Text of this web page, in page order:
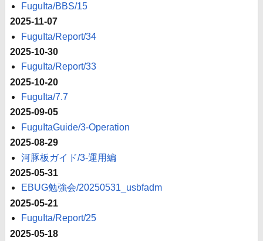
FuguIta/BBS/15
2025-11-07
FuguIta/Report/34
2025-10-30
FuguIta/Report/33
2025-10-20
FuguIta/7.7
2025-09-05
FuguItaGuide/3-Operation
2025-08-29
河豚板ガイド/3-運用編
2025-05-31
EBUG勉強会/20250531_usbfadm
2025-05-21
FuguIta/Report/25
2025-05-18